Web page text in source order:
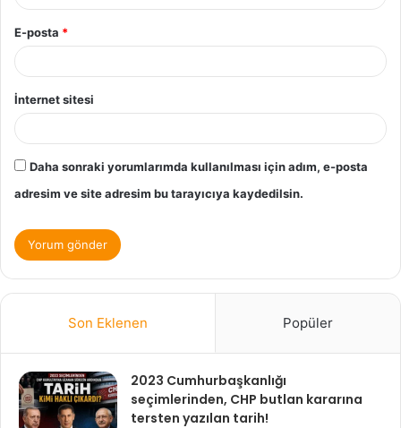
E-posta *
İnternet sitesi
Daha sonraki yorumlarımda kullanılması için adım, e-posta
adresim ve site adresim bu tarayıcıya kaydedilsin.
Son Eklenen Popüler
2023 Cumhurbaşkanlığı
seçimlerinden, CHP butlan kararına
tersten yazılan tarih!